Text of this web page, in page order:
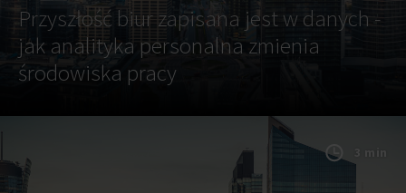
Przyszłość biur zapisana jest w danych -
jak analityka personalna zmienia
środowiska pracy
3 min